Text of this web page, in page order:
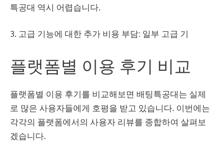
특공대 역시 어렵습니다.
3. 고급 기능에 대한 추가 비용 부담: 일부 고급 기
플랫폼별 이용 후기 비교
플랫폼별 이용 후기를 비교해보면 배팅특공대는 실제
로 많은 사용자들에게 호평을 받고 있습니다. 이번에는
각각의 플랫폼에서의 사용자 리뷰를 종합하여 살펴보
겠습니다.